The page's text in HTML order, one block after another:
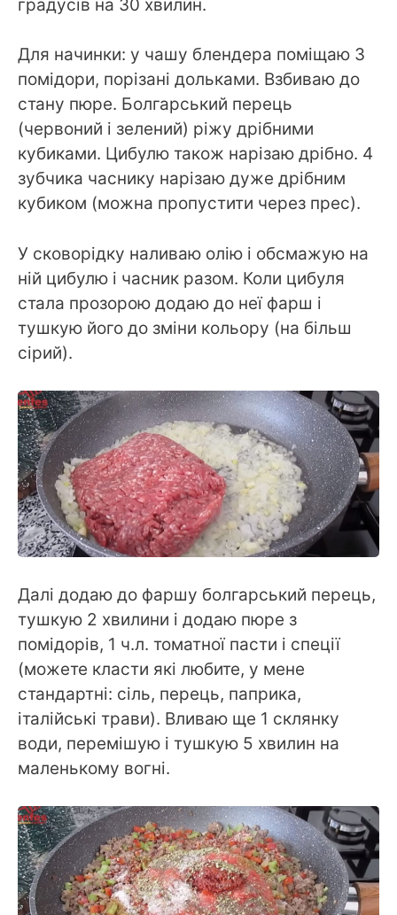
градусів на 30 хвилин.
Для начинки: у чашу блендера поміщаю 3
помідори, порізані дольками. Взбиваю до
стану пюре. Болгарський перець
(червоний і зелений) ріжу дрібними
кубиками. Цибулю також нарізаю дрібно. 4
зубчика часнику нарізаю дуже дрібним
кубиком (можна пропустити через прес).
У сковорідку наливаю олію і обсмажую на
ній цибулю і часник разом. Коли цибуля
стала прозорою додаю до неї фарш і
тушкую його до зміни кольору (на більш
сірий).
Далі додаю до фаршу болгарський перець,
тушкую 2 хвилини і додаю пюре з
помідорів, 1 ч.л. томатної пасти і спеції
(можете класти які любите, у мене
стандартні: сіль, перець, паприка,
італійські трави). Вливаю ще 1 склянку
води, перемішую і тушкую 5 хвилин на
маленькому вогні.